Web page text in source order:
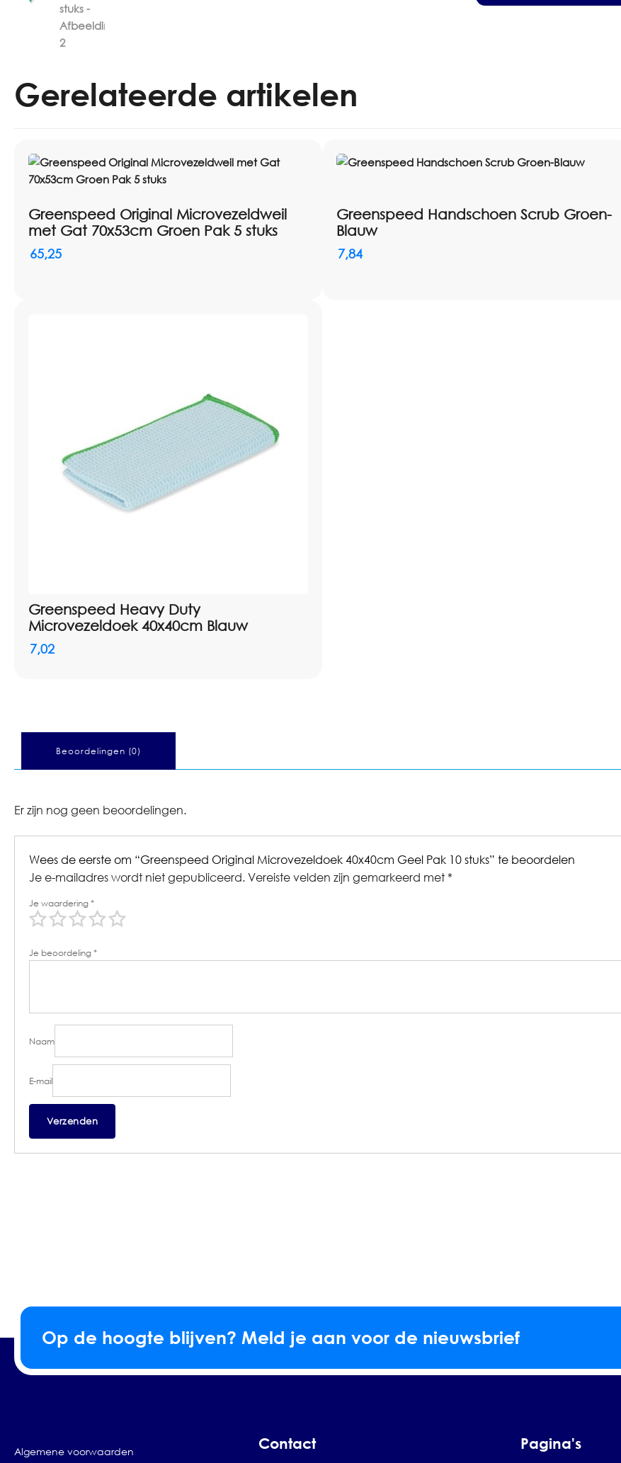
Materiaal: 80% RPET en
Gerelateerde artikelen
Greenspeed Original Microvezeldweil
met Gat 70x53cm Groen Pak 5 stuks
65,25
Greenspeed Handschoen Scrub Groen-
Blauw
7,84
Greenspeed Heavy Duty
Microvezeldoek 40x40cm Blauw
7,02
Beoordelingen (0)
Er zijn nog geen beoordelingen.
Wees de eerste om “Greenspeed Original Microvezeldoek 40x40cm Geel Pak 10 stuks” te beoordelen
Je e-mailadres wordt niet gepubliceerd.Vereiste velden zijn gemarkeerd met *
Je waardering*
Je beoordeling*
Naam
E-mail
Op de hoogte blijven? Meld je aan voor de nieuwsbrief
Algemene voorwaarden Contact Pagina's